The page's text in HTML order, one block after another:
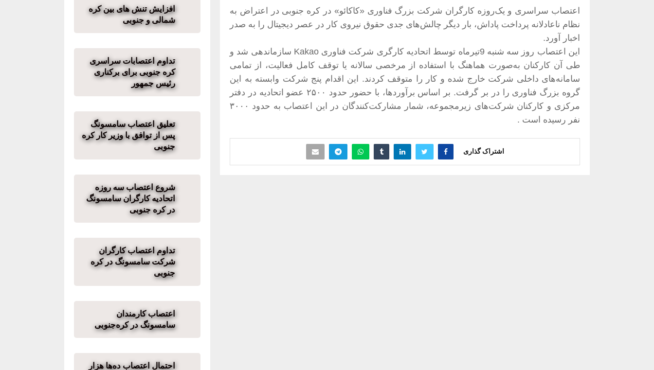
اعتصاب سراسری و یک‌روزه کارگران شرکت بزرگ فناوری «کاکائو» در کره جنوبی در اعتراض به
نظام ناعادلانه پرداخت پاداش، بار دیگر چالش‌های جدی حقوق نیروی کار در عصر دیجیتال را به صدر
اخبار آورد.
این اعتصاب روز سه شنبه 9تیرماه توسط اتحادیه کارگری شرکت فناوری
Kakao سازماندهی شد و
طی آن کارکنان به‌صورت هماهنگ با استفاده از مرخصی سالانه یا توقف کامل فعالیت، از تمامی
سامانه‌های داخلی شرکت خارج شده و کار را متوقف کردند. این اقدام پنج شرکت وابسته به این
گروه بزرگ فناوری را در بر گرفت. بر اساس برآوردها، با حضور حدود ۲۵۰۰ عضو اتحادیه در دفتر
مرکزی و کارکنان شرکت‌های زیرمجموعه، شمار مشارکت‌کنندگان در این اعتصاب به حدود ۳۰۰۰
نفر رسیده است .
اشتراک گذاری
افزایش تنش های بین کره
شمالی و جنوبی
تداوم اعتصابات سراسری
کره جنوبی برای برکناری
رئیس جمهور
تعلیق اعتصاب سامسونگ
پس از توافق با وزیر کار کره‌
جنوبی
شروع اعتصاب سه روزه
اتحادیه کارگران سامسونگ
در کره جنوبی
تداوم اعتصاب کارگران
شرکت سامسونگ در کره
جنوبی
اعتصاب کارمندان
سامسونگ در کره‌جنوبی
احتمال اعتصاب ده‌ها هزار